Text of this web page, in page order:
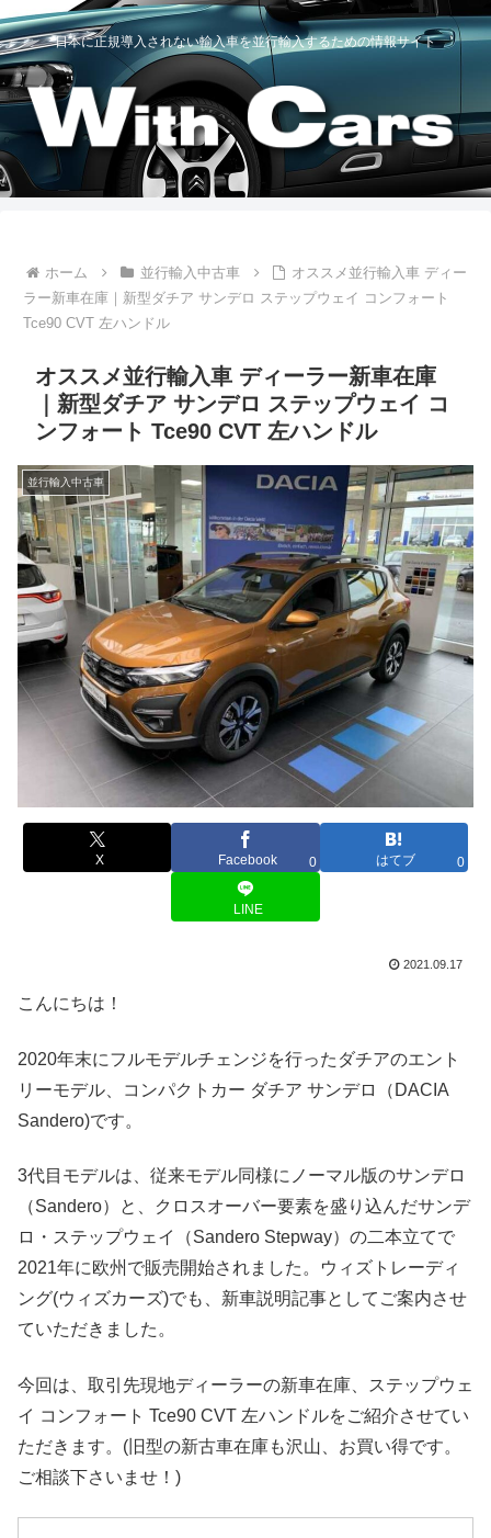
日本に正規導入されない輸入車を並行輸入するための情報サイト
ホーム 並行輸入中古車
オススメ並行輸入車 ディー
ラー新車在庫｜新型ダチア サンデロ ステップウェイ コンフォート
Tce90 CVT 左ハンドル
オススメ並行輸入車 ディーラー新車在庫
｜新型ダチア サンデロ ステップウェイ コ
ンフォート Tce90 CVT 左ハンドル
並行輸入中古車
X Facebook 0 はてブ 0
LINE
2021.09.17
こんにちは！
2020年末にフルモデルチェンジを行ったダチアのエント
リーモデル、コンパクトカー ダチア サンデロ（DACIA
Sandero)です。
3代目モデルは、従来モデル同様にノーマル版のサンデロ
（Sandero）と、クロスオーバー要素を盛り込んだサンデ
ロ・ステップウェイ（Sandero Stepway）の二本立てで
2021年に欧州で販売開始されました。ウィズトレーディ
ング(ウィズカーズ)でも、新車説明記事としてご案内させ
ていただきました。
今回は、取引先現地ディーラーの新車在庫、ステップウェ
イ コンフォート Tce90 CVT 左ハンドルをご紹介させてい
ただきます。(旧型の新古車在庫も沢山、お買い得です。
ご相談下さいませ！)